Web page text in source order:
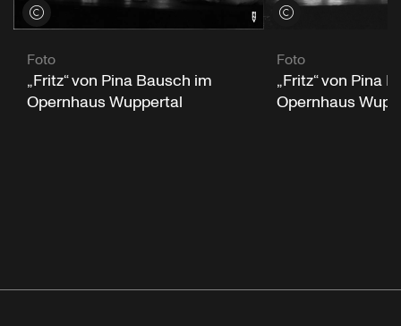
Credits öffnen
Foto
„Fritz“ von Pina Bausch im
Opernhaus Wuppertal
Credits öffnen
Foto
„Fritz“ von Pina
Opernhaus